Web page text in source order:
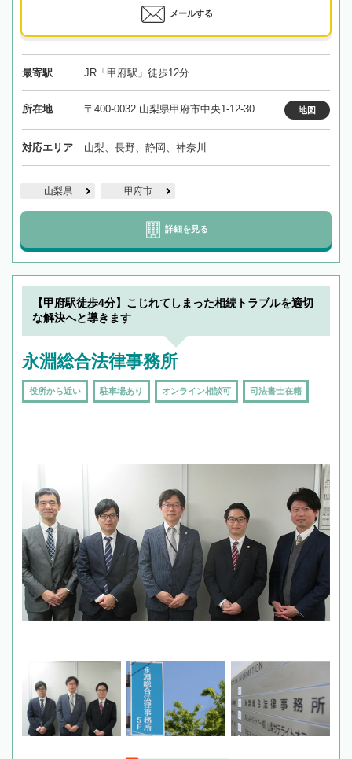
メールする
最寄駅 JR「甲府駅」徒歩12分
所在地 〒400-0032 山梨県甲府市中央1-12-30 地図
対応エリア 山梨、長野、静岡、神奈川
山梨県 甲府市
詳細を見る
【甲府駅徒歩4分】こじれてしまった相続トラブルを適切
な解決へと導きます
永淵総合法律事務所
役所から近い 駐車場あり オンライン相談可 司法書士在籍